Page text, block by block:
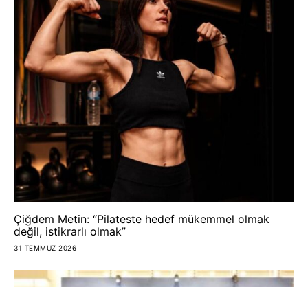
Çiğdem Metin: “Pilateste hedef mükemmel olmak
değil, istikrarlı olmak”
31 TEMMUZ 2026